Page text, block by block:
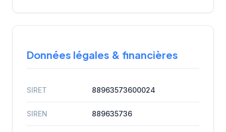
Données légales & financières
SIRET 88963573600024
SIREN 889635736